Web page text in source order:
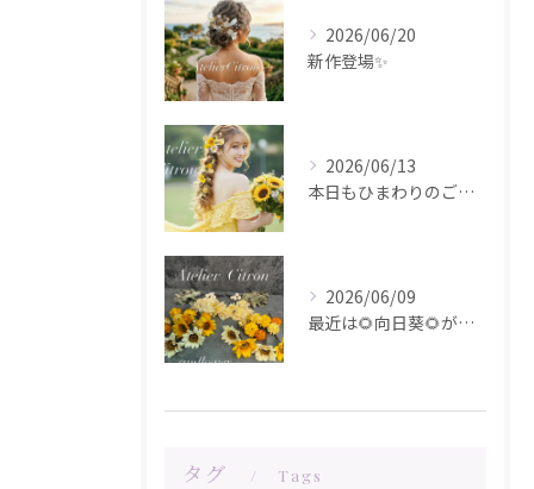
2026/06/20
新作登場✨️
2026/06/13
本日もひまわりのご注文ありがとうございます✨️
2026/06/09
最近は🌻向日葵🌻が人気です！在庫が少なくなってきました！お問...
タグ Tags